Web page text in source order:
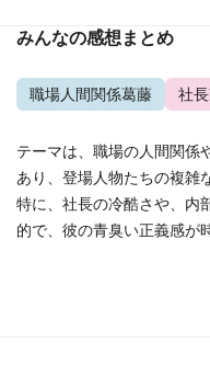
みんなの感想まとめ
職場人間関係葛藤 社
テーマは、職場の人間関係
あり、登場人物たちの複雑
特に、社長の冷酷さや、内
的で、彼の青臭い正義感が